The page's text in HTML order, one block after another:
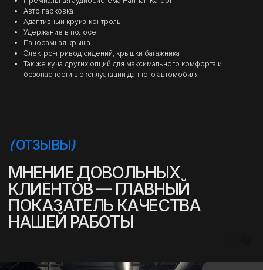
Авто парковка
Адаптивный круиз-контроль
Удержание в полосе
Панорамная крыша
Электро-привод сидений, крышки багажника
Так же куча других опций для максимального комфорта и
безопасности в эксплуатации данного автомобиля